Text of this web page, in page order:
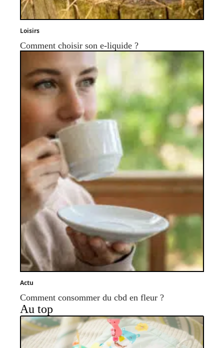
Loisirs
Comment choisir son e-liquide ?
Actu
Comment consommer du cbd en fleur ?
Au top